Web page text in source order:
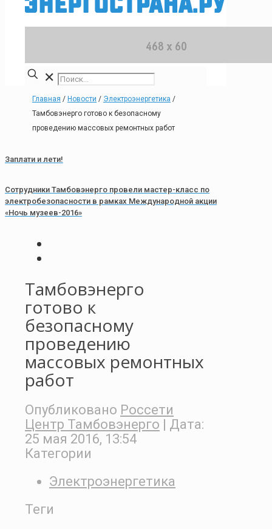
✕
Главная / Новости / Электроэнергетика /
Тамбовэнерго готово к безопасному
проведению массовых ремонтных работ
Заплати и лети!
Сотрудники Тамбовэнерго провели мастер-класс по
электробезопасности в рамках Международной акции
«Ночь музеев-2016»
Тамбовэнерго
готово к
безопасному
проведению
массовых ремонтных
работ
Опубликовано Россети
Центр Тамбовэнерго
| Дата:
25 мая 2016, 13:54
Категории
Электроэнергетика
Теги